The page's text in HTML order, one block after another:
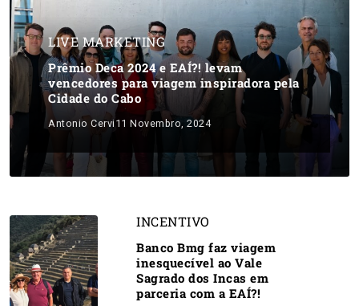
LIVE MARKETING
Prêmio Deca 2024 e EAÍ?! levam
vencedores para viagem inspiradora pela
Cidade do Cabo
Antonio Cervi11 Novembro, 2024
INCENTIVO
Banco Bmg faz viagem
inesquecível ao Vale
Sagrado dos Incas em
parceria com a EAÍ?!